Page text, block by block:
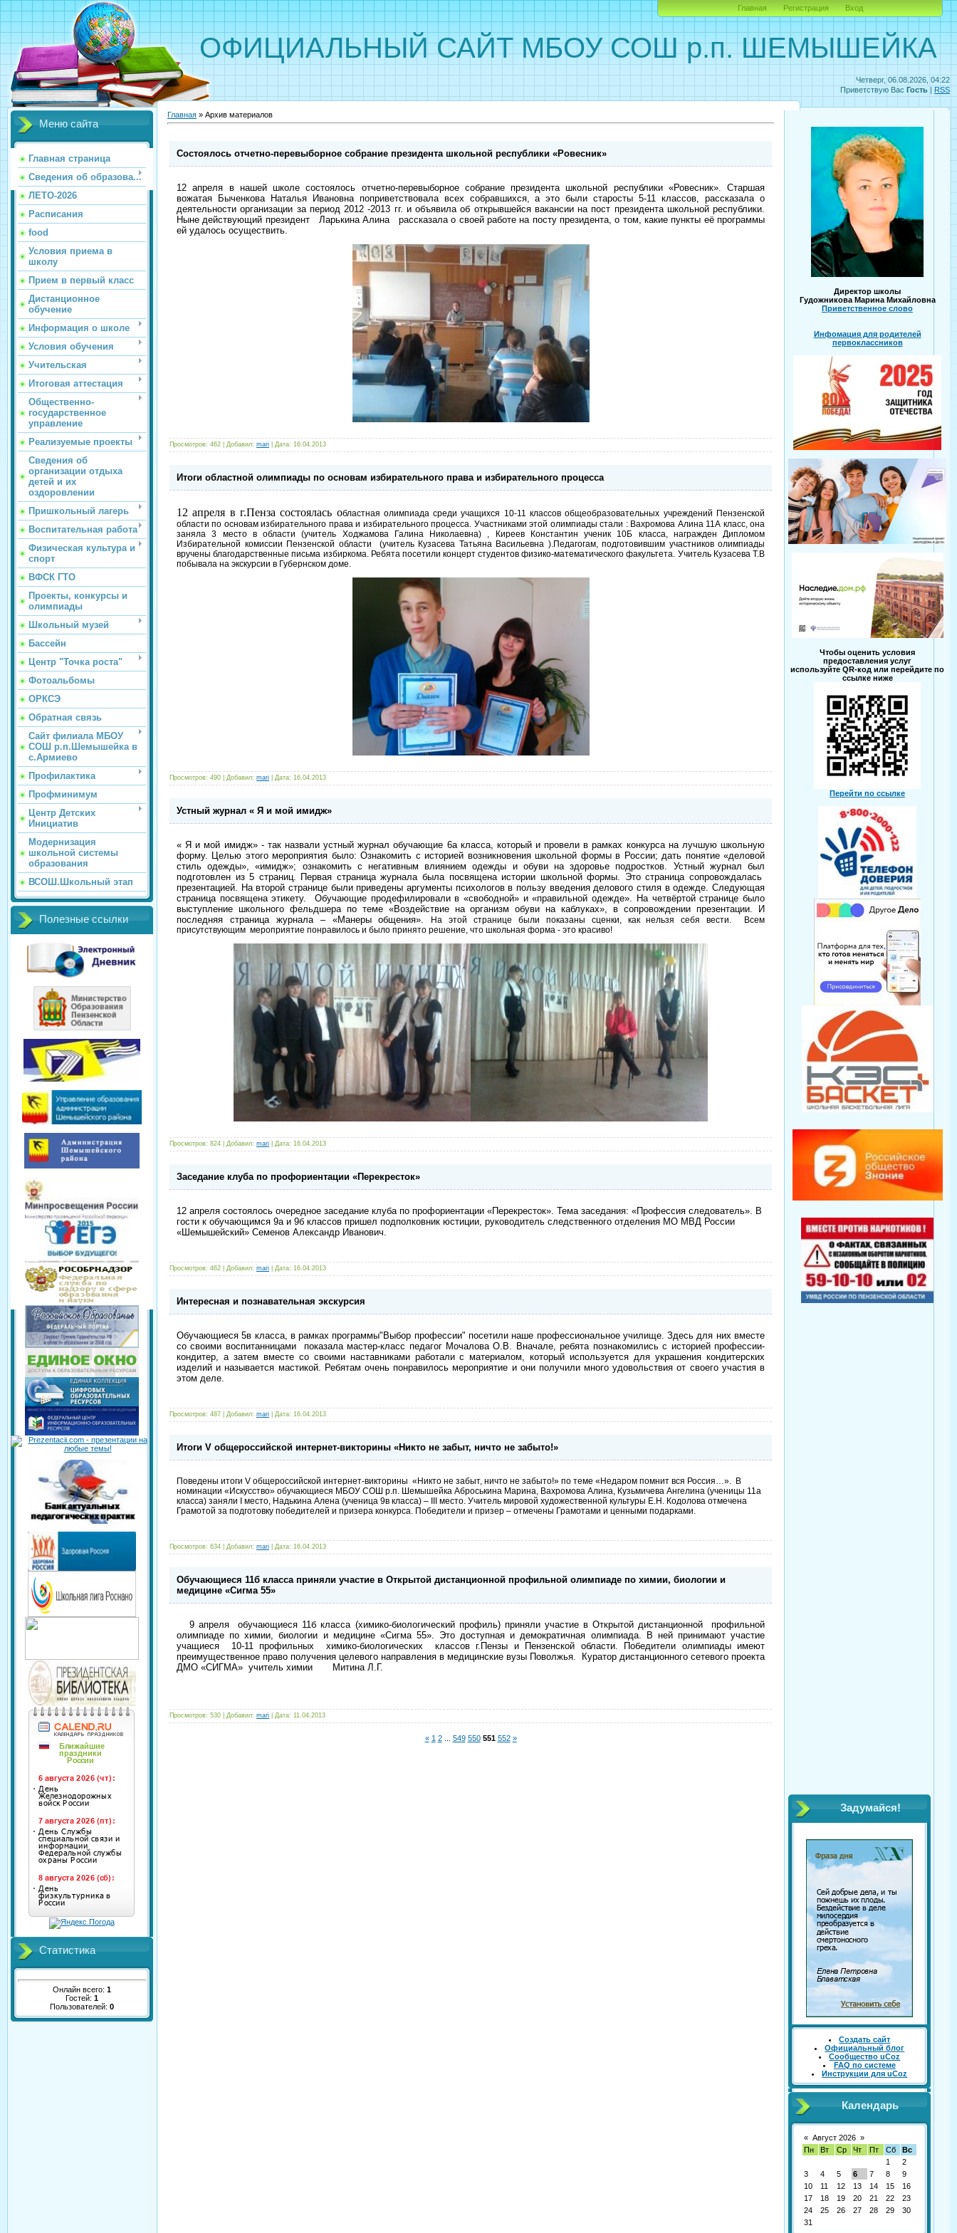
Четверг, 06.08.2026, 04:22
Приветствую Вас Гость | RSS
ОФИЦИАЛЬНЫЙ САЙТ МБОУ СОШ р.п. ШЕМЫШЕЙКА
Главная Регистрация Вход
Меню сайта
Главная страница
Сведения об образова...
ЛЕТО-2026
Расписания
food
Условия приема в
школу
Прием в первый класс
Дистанционное
обучение
Информация о школе
Условия обучения
Учительская
Итоговая аттестация
Общественно-
государственное
управление
Реализуемые проекты
Сведения об
организации отдыха
детей и их
оздоровлении
Пришкольный лагерь
Воспитательная работа
Физическая культура и
спорт
ВФСК ГТО
Проекты, конкурсы и
олимпиады
Школьный музей
Бассейн
Центр "Точка роста"
Фотоальбомы
ОРКСЭ
Обратная связь
Сайт филиала МБОУ
СОШ р.п.Шемышейка в
с.Армиево
Профилактика
Профминимум
Центр Детских
Инициатив
Модернизация
школьной системы
образования
ВСОШ.Школьный этап
Полезные ссылки
Статистика
Онлайн всего: 1
Гостей: 1
Пользователей: 0
Главная » Архив материалов
Состоялось отчетно-перевыборное собрание президента школьной республики «Ровесник»
12 апреля в нашей школе состоялось отчетно-перевыборное собрание президента школьной республики «Ровесник». Старшая
вожатая Быченкова Наталья Ивановна поприветствовала всех собравшихся, а это были старосты 5-11 классов, рассказала о
деятельности организации за период 2012 -2013 гг. и объявила об открывшейся вакансии на пост президента школьной республики.
Ныне действующий президент Ларькина Алина рассказала о своей работе на посту президента, о том, какие пункты её программы
ей удалось осуществить.
Просмотров: 462 | Добавил: mari | Дата: 16.04.2013
Итоги областной олимпиады по основам избирательного права и избирательного процесса
12 апреля в г.Пенза состоялась областная олимпиада среди учащихся 10-11 классов общеобразовательных учреждений Пензенской
области по основам избирательного права и избирательного процесса. Участниками этой олимпиады стали : Вахромова Алина 11А класс, она
заняла 3 место в области (учитель Ходжамова Галина Николаевна) , Киреев Константин ученик 10Б класса, награжден Дипломом
Избирательной комиссии Пензенской области
(учитель Кузасева Татьяна Васильевна ).Педагогам, подготовившим участников олимпиады
вручены благодарственные письма избиркома. Ребята посетили концерт студентов физико-математического факультета. Учитель Кузасева Т.В
побывала на экскурсии в Губернском доме.
Просмотров: 490 | Добавил: mari | Дата: 16.04.2013
Устный журнал « Я и мой имидж»
« Я и мой имидж» - так назвали устный журнал обучающие 6а класса, который и провели в рамках конкурса на лучшую школьную
форму. Целью этого мероприятия было: Ознакомить с историей возникновения школьной формы в России; дать понятие «деловой
стиль одежды», «имидж»; ознакомить с негативным влиянием одежды и обуви на здоровье подростков. Устный журнал был
подготовлен из 5 страниц. Первая страница журнала была посвящена истории школьной формы. Это страница сопровождалась
презентацией. На второй странице были приведены аргументы психологов в пользу введения делового стиля в одежде. Следующая
страница посвящена этикету. Обучающие продефилировали в «свободной» и «правильной одежде». На четвёртой странице было
выступление школьного фельдшера по теме «Воздействие на организм обуви на каблуках», в сопровождении презентации. И
последняя страница журнала – «Манеры общения».
На этой странице были показаны сценки, как нельзя себя вести. Всем
присутствующим мероприятие понравилось и было принято решение, что школьная форма - это красиво!
Просмотров: 824 | Добавил: mari | Дата: 16.04.2013
Заседание клуба по профориентации «Перекресток»
12 апреля состоялось очередное заседание клуба по профориентации «Перекресток». Тема заседания: «Профессия следователь». В
гости к обучающимся 9а и 9б классов пришел подполковник юстиции, руководитель следственного отделения МО МВД России
«Шемышейский» Семенов Александр Иванович.
Просмотров: 462 | Добавил: mari | Дата: 16.04.2013
Интересная и познавательная экскурсия
Обучающиеся 5в класса, в рамках программы"Выбор профессии" посетили наше профессиональное училище. Здесь для них вместе
со своими воспитанницами показала мастер-класс педагог Мочалова О.В. Вначале, ребята познакомились с историей профессии-
кондитер, а затем вместе со своими наставниками работали с материалом, который используется для украшения кондитерских
изделий и называется мастикой. Ребятам очень понравилось мероприятие и они получили много удовольствия от своего участия в
этом деле.
Просмотров: 487 | Добавил: mari | Дата: 16.04.2013
Итоги V общероссийской интернет-викторины «Никто не забыт, ничто не забыто!»
Поведены итоги V общероссийской интернет-викторины «Никто не забыт, ничто не забыто!» по теме «Недаром помнит вся Россия…». В
номинации «Искусство» обучающиеся МБОУ СОШ р.п. Шемышейка Аброськина Марина, Вахромова Алина, Кузьмичева Ангелина (ученицы 11а
класса) заняли
место, Надькина Алена (ученица 9в класса) –
место. Учитель мировой художественной культуры Е.Н. Кодолова отмечена
Грамотой за подготовку победителей и призера конкурса. Победители и призер – отмечены Грамотами и ценными подарками.
Просмотров: 634 | Добавил: mari | Дата: 16.04.2013
Обучающиеся 11б класса приняли участие в Открытой дистанционной профильной олимпиаде по химии, биологии и
медицине «Сигма 55»
9 апреля обучающиеся 11б класса (химико-биологический профиль) приняли участие в Открытой дистанционной профильной
олимпиаде по химии, биологии и медицине «Сигма 55». Это доступная и демократичная олимпиада. В ней принимают участие
учащиеся 10-11 профильных химико-биологических классов г.Пензы и Пензенской области. Победители олимпиады имеют
преимущественное право получения целевого направления в медицинские вузы Поволжья.
Куратор дистанционного сетевого проекта
ДМО «СИГМА» учитель химии Митина Л.Г.
Просмотров: 530 | Добавил: mari | Дата: 11.04.2013
« 1 2 549 550 551 552 »
Директор школы
Гудожникова Марина Михайловна
Приветственное слово
Инфомация для родителей
первоклассников
Чтобы оценить условия
предоставления услуг
используйте QR-код или перейдите по
ссылке ниже
Перейти по ссылке
Задумайся!
Создать сайт
Официальный блог
Сообщество uCoz
FAQ по системе
Инструкции для uCoz
Календарь
« Август 2026 »
Пн
Вт Ср Чт Пт Сб
Вс
1
2
3
4 5 6 7 8
9
10
11 12 13 14 15
16
17
18 19 20 21 22
23
24
25 26 27 28 29
30
31